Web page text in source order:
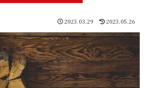
2023.03.29 2023.05.26